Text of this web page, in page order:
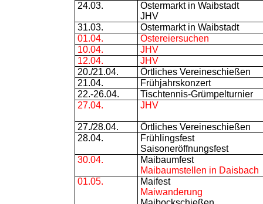
24.03.
Ostermarkt in Waibstadt
JHV
31.03.
Ostermarkt in Waibstadt
01.04.
Ostereiersuchen
10.04.
JHV
12.04.
JHV
20./21.04.
Örtliches Vereineschießen
21.04.
Frühjahrskonzert
22.-26.04.
Tischtennis-Grümpelturnier
27.04.
JHV
27./28.04.
Örtliches Vereineschießen
28.04.
Frühlingsfest
Saisoneröffnungsfest
30.04.
Maibaumfest
Maibaumstellen in Daisbach
01.05.
Maifest
Maiwanderung